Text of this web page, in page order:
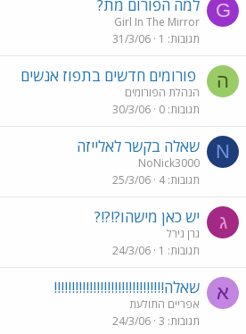
G למה הפורום מת?
Girl In The Mirror
תגובות 1
31/3/06
ה פורומים חדשים בתפוז אנשים
הנהלת הפורומים
תגובות 0
30/3/06
N שאלה בקשר לאלייזה
NoNick3000
תגובות 4
25/3/06
ג יש כאן מישהו?!?!?
גרן גירל
תגובות 1
24/3/06
א שאלה!!!!!!!!!!!!!!!!!!!!!!!!!!!!!!!
אפריים התולעת
תגובות 3
24/3/06